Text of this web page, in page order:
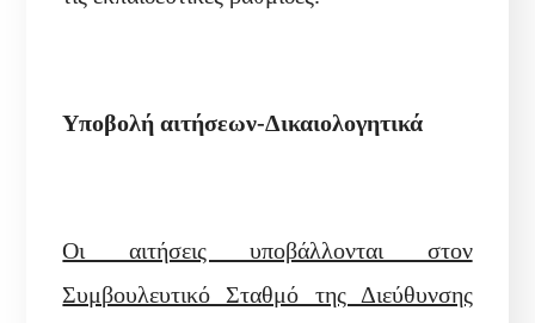
Υποβολή αιτήσεων-Δικαιολογητικά
Οι αιτήσεις υποβάλλονται στον
Συμβουλευτικό Σταθμό της Διεύθυνσης